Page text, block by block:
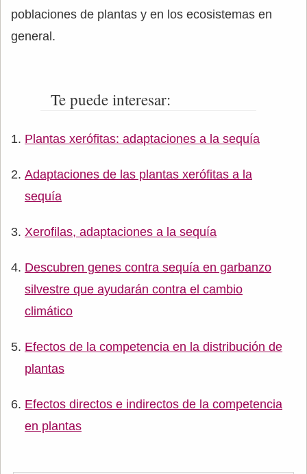
poblaciones de plantas y en los ecosistemas en
general.
Te puede interesar:
Plantas xerófitas: adaptaciones a la sequía
Adaptaciones de las plantas xerófitas a la
sequía
Xerofilas, adaptaciones a la sequía
Descubren genes contra sequía en garbanzo
silvestre que ayudarán contra el cambio
climático
Efectos de la competencia en la distribución de
plantas
Efectos directos e indirectos de la competencia
en plantas